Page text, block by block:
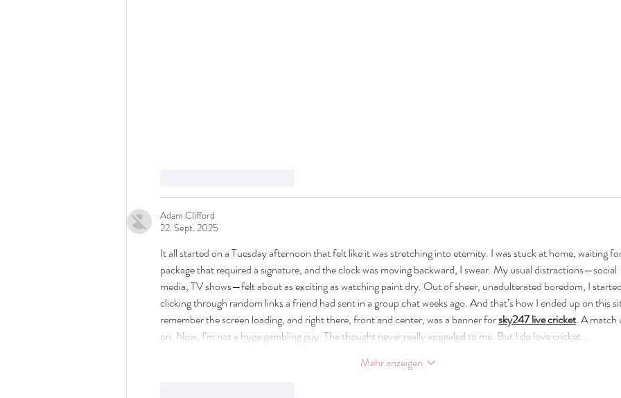
Adam Clifford
22. Sept. 2025
It all started on a Tuesday afternoon that felt like it was stretching into eternity. I was stuck at home, waiting
package that required a signature, and the clock was moving backward, I swear. My usual distractions—social
media, TV shows—felt about as exciting as watching paint dry. Out of sheer, unadulterated boredom, I started
clicking through random links a friend had sent in a group chat weeks ago. And that’s how I ended up on this
remember the screen loading, and right there, front and center, was a banner for sky247 live cricket. A match
on. Now, I’m not a huge gambling guy. The thought never really appealed to me. But I do love cricket.…
Mehr anzeigen